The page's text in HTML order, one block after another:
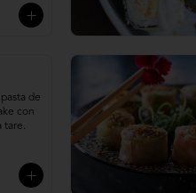
de
con
tare.